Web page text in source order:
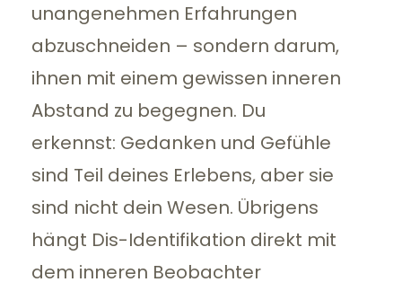
unangenehmen Erfahrungen
abzuschneiden – sondern darum,
ihnen mit einem gewissen inneren
Abstand zu begegnen. Du
erkennst: Gedanken und Gefühle
sind Teil deines Erlebens, aber sie
sind nicht dein Wesen. Übrigens
hängt Dis-Identifikation direkt mit
dem inneren Beobachter